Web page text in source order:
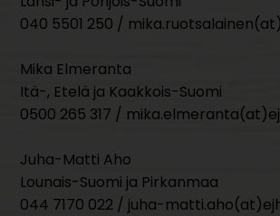
040 5501 250 /
Mika Elmeranta
Itä-, Etelä ja Kaakkois-Suomi
0500 265 317 /
Juha-Matti Aho
Lounais-Suomi ja Pirkanmaa
044 7170 022 / juha-